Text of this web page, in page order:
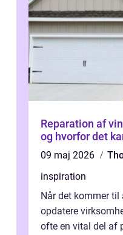
Reparation af
og hvorfor det
09 maj 2026
inspiration
Når det kommer
opdatere
ofte en vital del af